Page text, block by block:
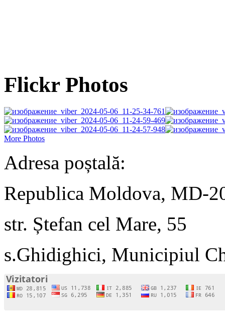
Flickr Photos
More Photos
Adresa poștală:
Republica Moldova, MD-
str. Ștefan cel Mare, 55
s.Ghidighici, Municipiul